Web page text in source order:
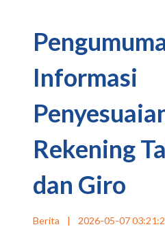
Informasi
Rekening
dan Giro
Berita | 2026-05-07